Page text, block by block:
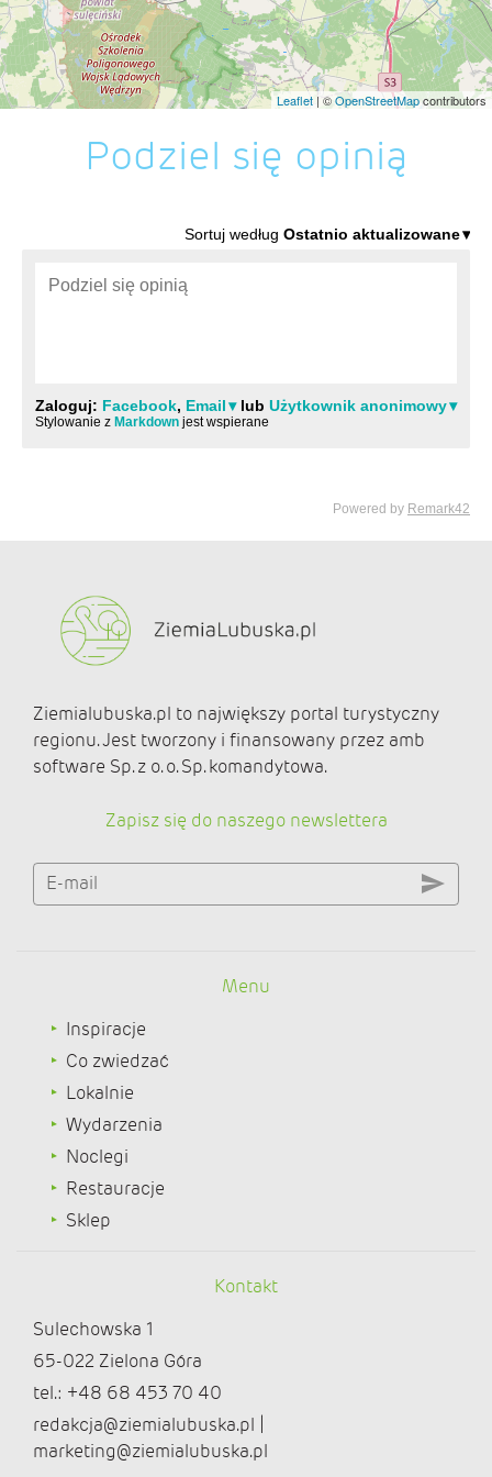
Leaflet | ©OpenStreetMapcontributors
Podziel się opinią
Ziemialubuska.pl to największy portal turystyczny
regionu. Jest tworzony i finansowany przez amb
software Sp. z o. o. Sp. komandytowa.
Zapisz się do naszego newslettera
E-mail
Menu
Inspiracje
Co zwiedzać
Lokalnie
Wydarzenia
Noclegi
Restauracje
Sklep
Kontakt
Sulechowska 1
65-022 Zielona Góra
tel.: +48 68 453 70 40
redakcja@ziemialubuska.pl |
marketing@ziemialubuska.pl